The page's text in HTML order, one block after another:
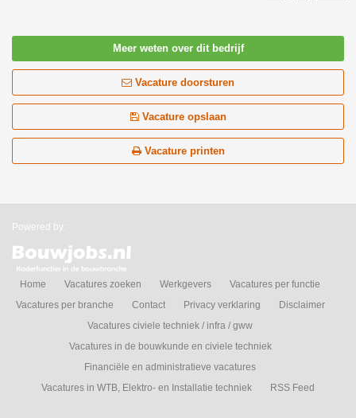
Meer weten over dit bedrijf
Vacature doorsturen
Vacature opslaan
Vacature printen
Powered by:
Home Vacatures zoeken Werkgevers
Vacatures per functie
Vacatures per branche
Contact Privacy verklaring
Disclaimer
Vacatures civiele techniek / infra / gww
Vacatures in de bouwkunde en civiele techniek
Financiële en administratieve vacatures
Vacatures in WTB, Elektro- en Installatie techniek
RSS Feed